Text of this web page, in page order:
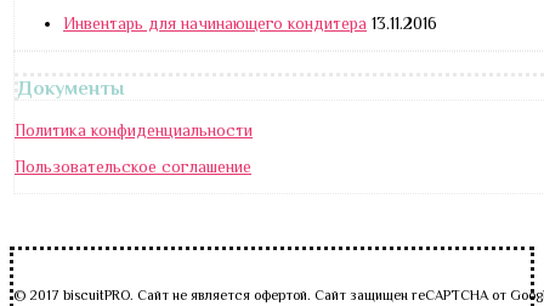
Инвентарь для начинающего кондитера 13.11.2016
Документы
Политика конфиденциальности
Пользовательское соглашение
© 2017 biscuitPRO. Сайт не является офертой. Сайт защищен reCAPTCHA от